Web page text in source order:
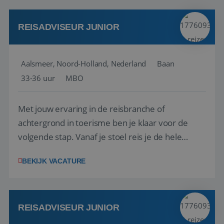
werken: of het nu gaat om vragen ...
REISADVISEUR JUNIOR
Aalsmeer, Noord-Holland, Nederland
Baan
33-36 uur
MBO
Met jouw ervaring in de reisbranche of
achtergrond in toerisme ben je klaar voor de
volgende stap. Vanaf je stoel reis je de hele
wensen van je team, je klant en wat er in de
klanten te overtuigen om die droomreis te
boeken! ...
BEKIJK VACATURE
REISADVISEUR JUNIOR